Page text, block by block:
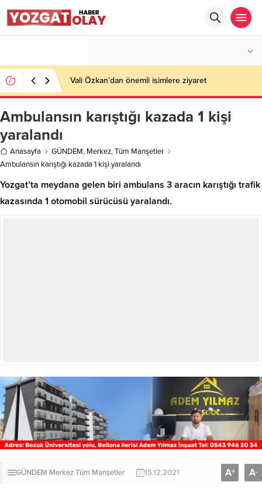
Vali Özkan’dan önemli isimlere ziyaret
Ambulansın karıştığı kazada 1 kişi
yaralandı
Anasayfa GÜNDEM, Merkez,Tüm Manşetler
Ambulansın karıştığı kazada 1 kişi yaralandı
Yozgat’ta meydana gelen biri ambulans 3 aracın karıştığı trafik
kazasında 1 otomobil sürücüsü yaralandı.
GÜNDEM MerkezTüm Manşetler 15.12.2021 A+ A-